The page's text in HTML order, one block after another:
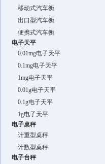
移动式汽车衡
出口型汽车衡
便携式汽车衡
电子天平
0.01mg电子天平
0.1mg电子天平
1mg电子天平
0.01g电子天平
0.1g电子天平
1g电子天平
电子桌秤
计重型桌秤
计数型桌秤
电子台秤